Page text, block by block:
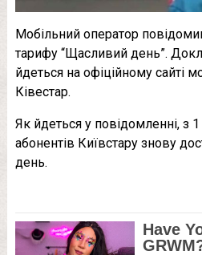
Мобільний оператор
тарифу “Щасливий день”.
йдеться на офіційному сайті
Ківестар.
Як йдеться у повідомленні, з
абонентів Київстару знову
день.